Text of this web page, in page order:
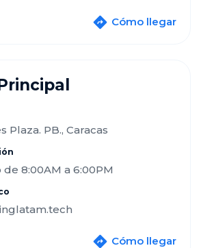
Cómo llegar
Plaza. PB., Caracas
8:00AM a 6:00PM
Cómo llegar